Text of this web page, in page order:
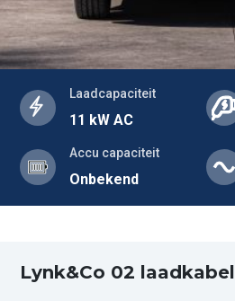
Laadcapaciteit
11 kW AC
Accu capaciteit
Onbekend
Lynk&Co 02 laadkabel